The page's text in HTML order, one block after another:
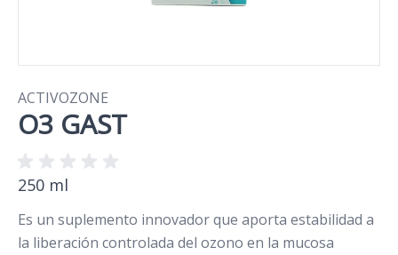
ACTIVOZONE
O3 GAST
250 ml
Es un suplemento innovador que aporta estabilidad a
la liberación controlada del ozono en la mucosa